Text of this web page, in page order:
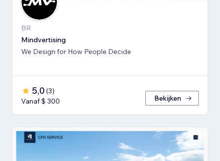
BR
Mindvertising
We Design for How People Decide
5,0 (3)
Vanaf $ 300
Bekijken